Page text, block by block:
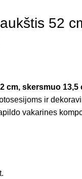
52
cm, skersmuo 13,5
ir
vakarines